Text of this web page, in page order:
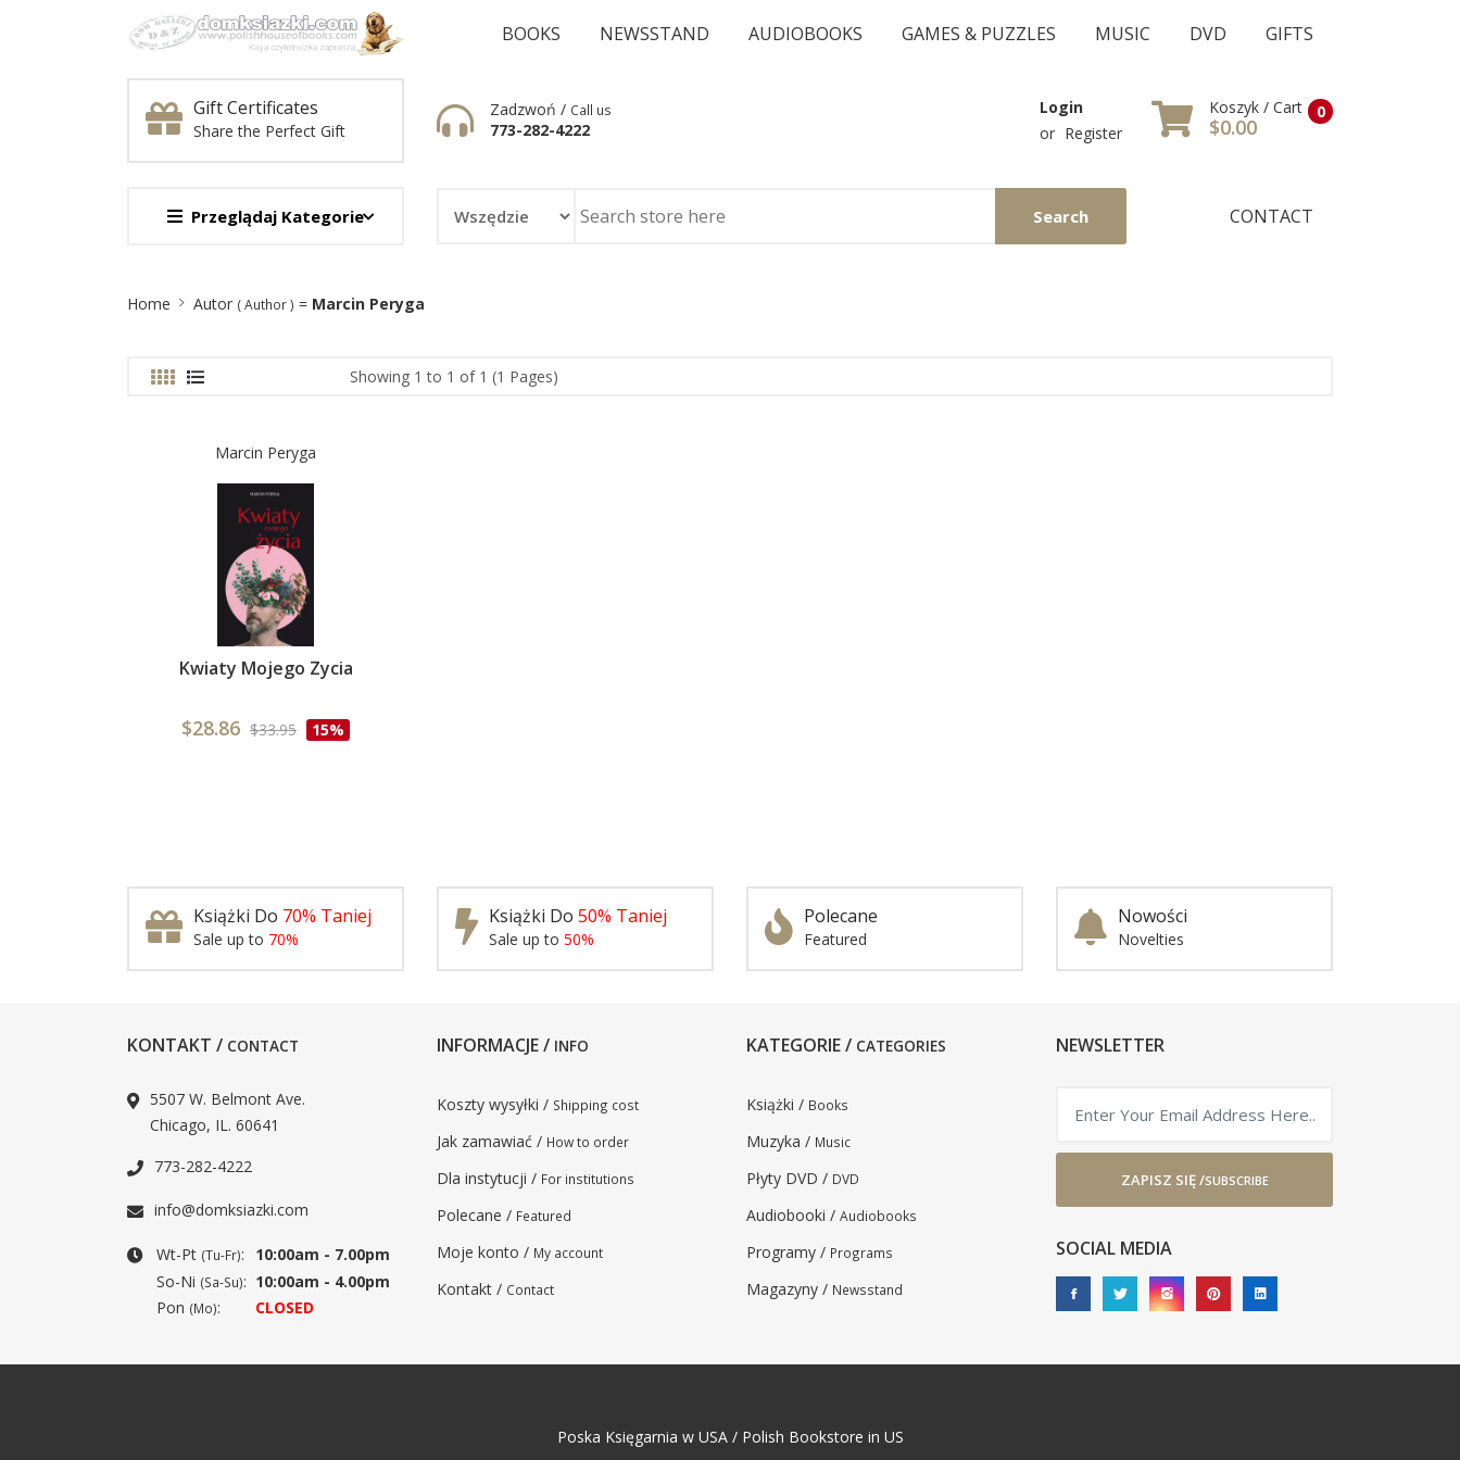
BOOKS NEWSSTAND AUDIOBOOKS GAMES & PUZZLES MUSIC DVD GIFTS
Gift Certificates
Share the Perfect Gift
Zadzwoń / Call us
773-282-4222
Login
or Register
0
Koszyk / Cart
$0.00
Przeglądaj Kategorie Search CONTACT
Home Autor ( Author ) = Marcin Peryga
Showing 1 to 1 of 1 (1 Pages)
Marcin Peryga
Kwiaty Mojego Zycia
$28.86 $33.95 15%
Książki Do 70% Taniej
Sale up to 70%
Książki Do 50% Taniej
Sale up to 50%
Polecane
Featured
Nowości
Novelties
KONTAKT / CONTACT
5507 W. Belmont Ave.
Chicago, IL. 60641
773-282-4222
info@domksiazki.com
Wt-Pt (Tu-Fr):
10:00am - 7.00pm
So-Ni (Sa-Su): 10:00am - 4.00pm
Pon (Mo): CLOSED
INFORMACJE / INFO
Koszty wysyłki / Shipping cost
Jak zamawiać / How to order
Dla instytucji / For institutions
Polecane / Featured
Moje konto / My account
Kontakt / Contact
KATEGORIE / CATEGORIES
Książki / Books
Muzyka / Music
Płyty DVD / DVD
Audiobooki / Audiobooks
Programy / Programs
Magazyny / Newsstand
NEWSLETTER
ZAPISZ SIĘ /SUBSCRIBE
SOCIAL MEDIA
Poska Księgarnia w USA / Polish Bookstore in US